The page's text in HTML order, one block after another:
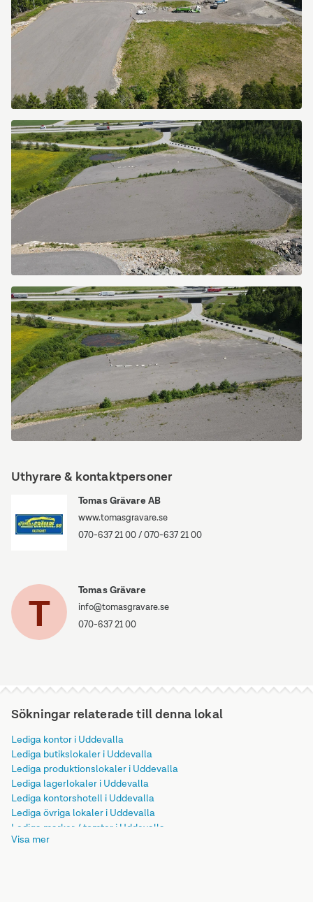
dji_fly_20260616_122750_632_1781605686700_photo.jpg
dji_fly_20260616_122804_633_1781605701061_photo.jpg
Uthyrare & kontaktpersoner
Tomas Grävare AB
www.tomasgravare.se
070-637 21 00/070-637 21 00
T Tomas Grävare
info@tomasgravare.se
070-637 21 00
Sökningar relaterade till denna lokal
Lediga kontor i Uddevalla
Lediga butikslokaler i Uddevalla
Lediga produktionslokaler i Uddevalla
Lediga lagerlokaler i Uddevalla
Lediga kontorshotell i Uddevalla
Lediga övriga lokaler i Uddevalla
Lediga marker / tomter i Uddevalla
Lediga restauranger i Uddevalla
Visa mer